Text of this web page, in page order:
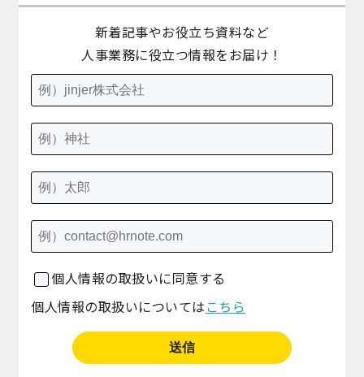
新着記事やお役立ち資料など
人事業務に役立つ情報をお届け！
個人情報の取扱いに同意する
個人情報の取扱いについては こちら